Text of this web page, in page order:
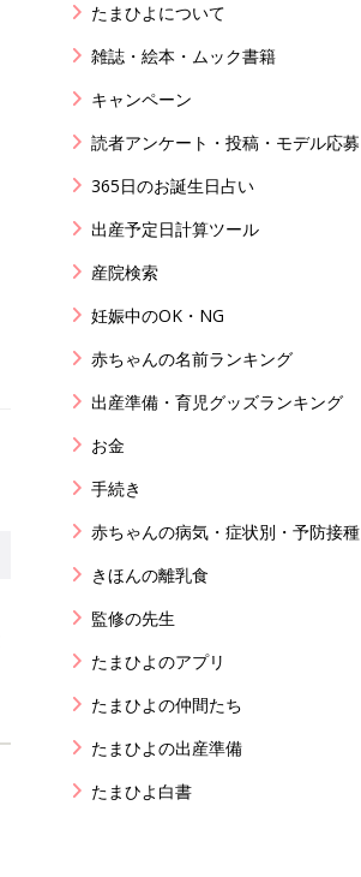
たまひよについて
雑誌・絵本・ムック書籍
キャンペーン
読者アンケート・投稿・モデル応募
365日のお誕生日占い
出産予定日計算ツール
産院検索
妊娠中のOK・NG
赤ちゃんの名前ランキング
出産準備・育児グッズランキング
お金
手続き
赤ちゃんの病気・症状別・予防接種
きほんの離乳食
監修の先生
たまひよのアプリ
たまひよの仲間たち
たまひよの出産準備
たまひよ白書